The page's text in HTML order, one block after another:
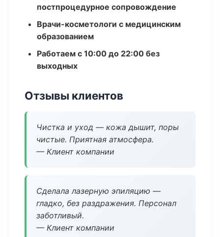
постпроцедурное сопровождение
Врачи-косметологи с медицинским
образованием
Работаем с 10:00 до 22:00 без
выходных
Отзывы клиентов
Чистка и уход — кожа дышит, поры
чистые. Приятная атмосфера.
— Клиент компании
Сделала лазерную эпиляцию —
гладко, без раздражения. Персонал
заботливый.
— Клиент компании